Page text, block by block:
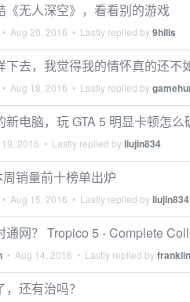
《无人深空》，看看别的游戏
• Aug 20, 2016 • Lastly replied by9hills
下去，我觉得我的情怀真的还不
• Aug 18, 2016 • Lastly replied by
新电脑，玩 GTA 5 明显卡顿怎么
2016 • Lastly replied byliujin834
销量前十榜单出炉
• Aug 15, 2016 • Lastly replied byliujin834
通网？ Tropico 5 - Complete
• Aug 14, 2016 • Lastly replied by
还有治吗？